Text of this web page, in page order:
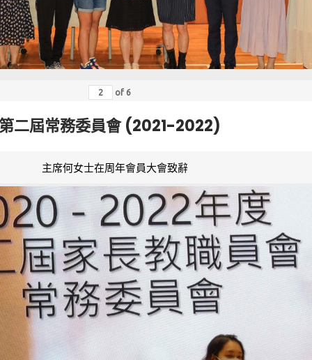
of 6
二屆常務委員會 (2021-2022)
主席何女士在周年會員大會致辭